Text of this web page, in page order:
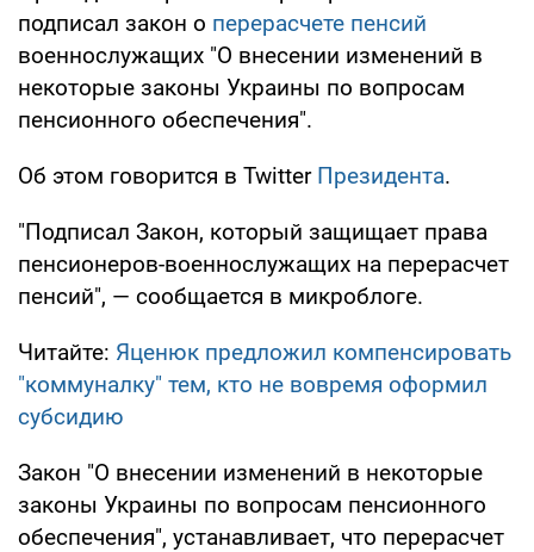
подписал закон о перерасчете пенсий
военнослужащих "О внесении изменений в
некоторые законы Украины по вопросам
пенсионного обеспечения".
Об этом говорится в Twitter Президента.
"Подписал Закон, который защищает права
пенсионеров-военнослужащих на перерасчет
пенсий", — сообщается в микроблоге.
Читайте: Яценюк предложил компенсировать
"коммуналку" тем, кто не вовремя оформил
субсидию
Закон "О внесении изменений в некоторые
законы Украины по вопросам пенсионного
обеспечения", устанавливает, что перерасчет